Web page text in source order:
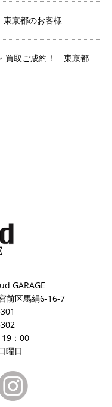
京都のお客様
買取ご成約！ 東京都
GARAGE
前区馬絹6-16-7
：00
曜日